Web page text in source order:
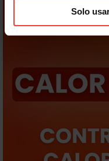
Solo